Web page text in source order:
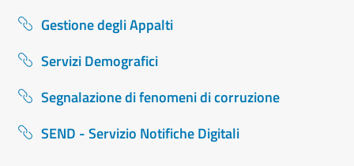
Gestione degli Appalti
Servizi Demografici
Segnalazione di fenomeni di corruzione
SEND - Servizio Notifiche Digitali